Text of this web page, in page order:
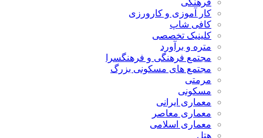
کار آموزی و کارورزی
کافی شاپ
کلینیک تخصصی
متره و برآورد
مجتمع فرهنگی و فرهنگسرا
مجتمع های مسکونی بزرگ
مسکونی
معماری ایرانی
معماری معاصر
معماری اسلامی